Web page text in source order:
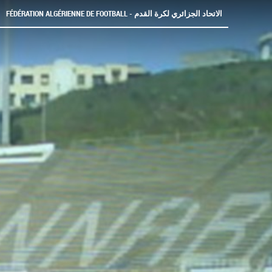
FÉDÉRATION ALGÉRIENNE DE FOOTBALL - الاتحاد الجزائري لكرة القدم